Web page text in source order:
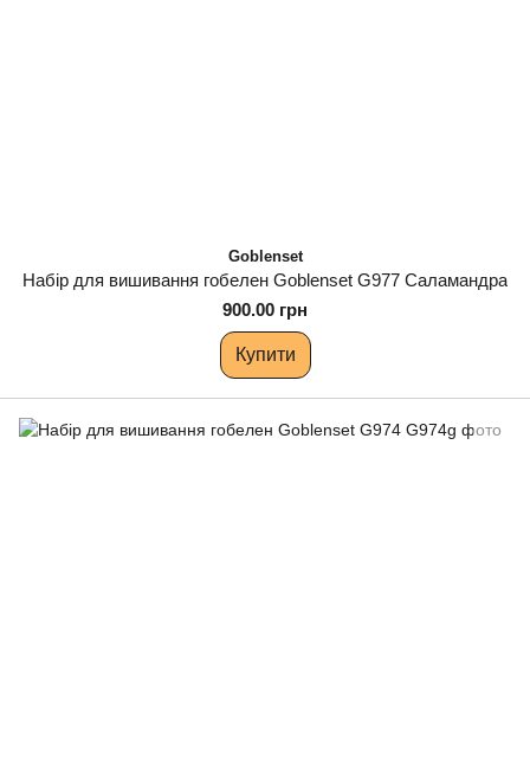
Goblenset
Набір для вишивання гобелен Goblenset G977 Саламандра
900.00 грн
Купити